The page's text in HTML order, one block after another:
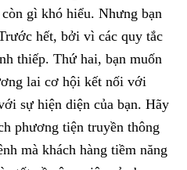
gì khó hiểu. Nhưng bạn
hết, bởi vì các quy tắc
thiếp. Thứ hai, bạn muốn
lai cơ hội kết nối với
sự hiện diện của bạn. Hãy
phương tiện truyền thông
mà khách hàng tiềm năng